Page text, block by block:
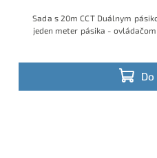
Sada s 20m CCT Duálnym
jeden meter pásika -